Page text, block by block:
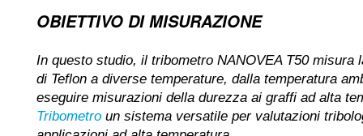
OBIETTIVO DI MISURAZIONE
In questo studio, il tribometro NANOVEA T50 misura
di Teflon a diverse temperature, dalla temperatura
eseguire misurazioni della durezza ai graffi ad alta
Tribometro un sistema versatile per valutazioni